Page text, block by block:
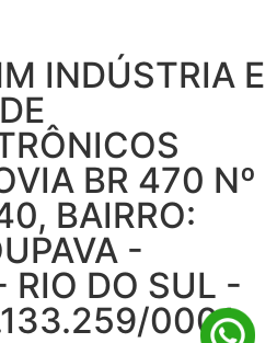
INDÚSTRIA E
BR 470 Nº
BAIRRO:
-
DO SUL -
0001-